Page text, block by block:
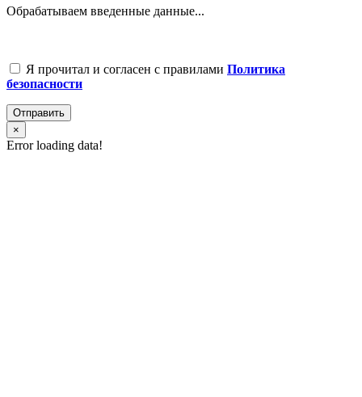
Обрабатываем введенные данные...
Я прочитал и согласен с правилами Политика
безопасности
Отправить
×
Error loading data!